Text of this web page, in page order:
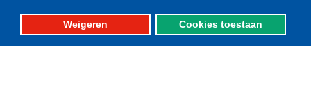
Weigeren Cookies toestaan
Contactinformatie
Postbus 59